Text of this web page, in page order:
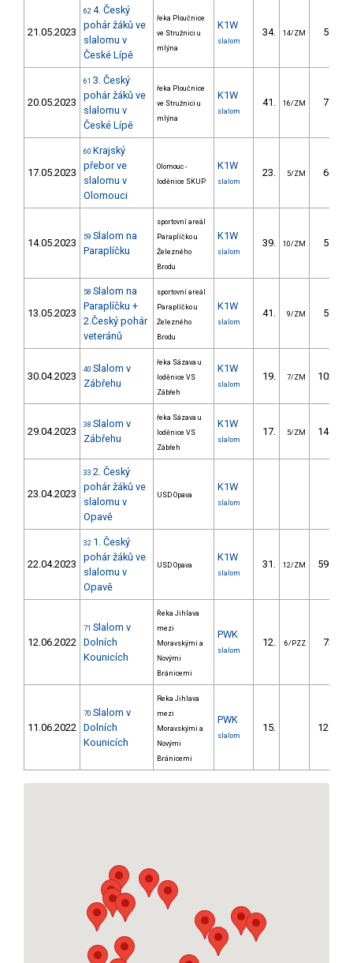
21.05.2023
62 4. Český
pohár žáků ve
slalomu v
České Lípě
řeka Ploučnice
ve Stružnici u
mlýna
K1W
slalom
34. 14/ZM 58.20
20.05.2023
61 3. Český
pohár žáků ve
slalomu v
České Lípě
řeka Ploučnice
ve Stružnici u
mlýna
K1W
slalom
41. 16/ZM 77.83
17.05.2023
60 Krajský
přebor ve
slalomu v
Olomouci
Olomouc -
loděnice SKUP
K1W
slalom
23. 5/ZM 66.20
14.05.2023 59 Slalom na
Paraplíčku
sportovní areál
Paraplíčko u
Železného
Brodu
K1W
slalom
39. 10/ZM 51.10
13.05.2023
58 Slalom na
Paraplíčku +
2.Český pohár
veteránů
sportovní areál
Paraplíčko u
Železného
Brodu
K1W
slalom
41. 9/ZM 55.80
30.04.2023
40 Slalom v
Zábřehu
řeka Sázava u
loděnice VS
Zábřeh
K1W
slalom
19. 7/ZM 102.30
29.04.2023
38 Slalom v
Zábřehu
řeka Sázava u
loděnice VS
Zábřeh
K1W
slalom
17. 5/ZM 147.70
23.04.2023
33 2. Český
pohár žáků ve
slalomu v
Opavě
USD Opava
K1W
slalom
22.04.2023
32 1. Český
pohár žáků ve
slalomu v
Opavě
USD Opava
K1W
slalom
31. 12/ZM 594.90
12.06.2022
71 Slalom v
Dolních
Kounicích
Řeka Jihlava
mezi
Moravskými a
Novými
Bránicemi
PWK
slalom
12. 6/PZZ 73.02
11.06.2022
70 Slalom v
Dolních
Kounicích
Reka Jihlava
mezi
Moravskými a
Novými
Bránicemi
PWK
slalom
15. 128.07